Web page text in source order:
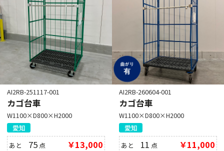
AI2RB-251117-001
カゴ台車
W1100×D800×H2000
愛知
あと 75 点 ￥13,000
AI2RB-260604-001
カゴ台車
W1100×D800×H2000
愛知
あと 11 点 ￥11,000